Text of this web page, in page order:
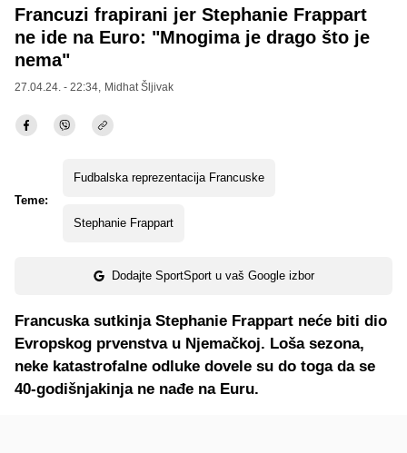
Francuzi frapirani jer Stephanie Frappart
ne ide na Euro: "Mnogima je drago što je
nema"
27.04.24. - 22:34, Midhat Šljivak
Teme:
Fudbalska reprezentacija Francuske
Stephanie Frappart
Dodajte SportSport u vaš Google izbor
Francuska sutkinja Stephanie Frappart neće biti dio
Evropskog prvenstva u Njemačkoj. Loša sezona,
neke katastrofalne odluke dovele su do toga da se
40-godišnjakinja ne nađe na Euru.